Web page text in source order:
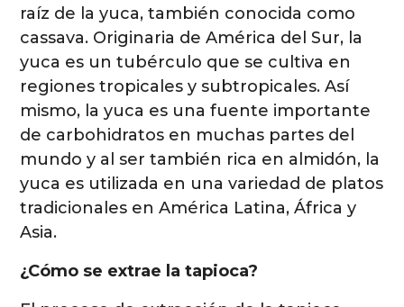
raíz de la yuca, también conocida como
cassava. Originaria de América del Sur, la
yuca es un tubérculo que se cultiva en
regiones tropicales y subtropicales. Así
mismo, la yuca es una fuente importante
de carbohidratos en muchas partes del
mundo y al ser también rica en almidón, la
yuca es utilizada en una variedad de platos
tradicionales en América Latina, África y
Asia.
¿Cómo se extrae la tapioca?